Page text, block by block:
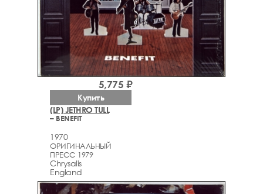
(LP) JETHRO TULL
– BENEFIT
1970
ОРИГИНАЛЬНЫЙ
ПРЕСС 1979
Chrysalis
England
5,775 ₽
Купить